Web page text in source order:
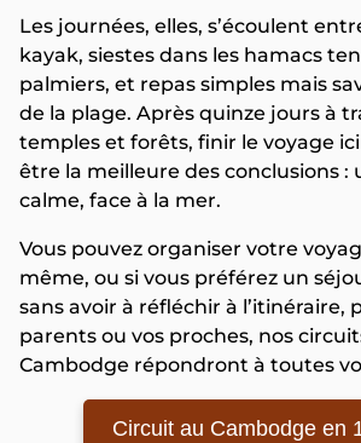
Les journées, elles, s’écoulent
kayak, siestes dans les hamacs
palmiers, et repas simples mais
de la plage. Après quinze jours à
temples et forêts, finir le voyage ici
être la meilleure des conclusions :
calme, face à la mer.
Vous pouvez organiser votre
même, ou si vous préférez un
sans avoir à réfléchir à l’itinéraire,
parents ou vos proches, nos
Cambodge répondront à toutes
Circuit au Cambodge en